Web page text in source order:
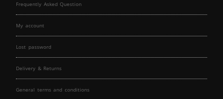
Frequently Asked Question
My account
Lost password
Delivery & Returns
General terms and conditions